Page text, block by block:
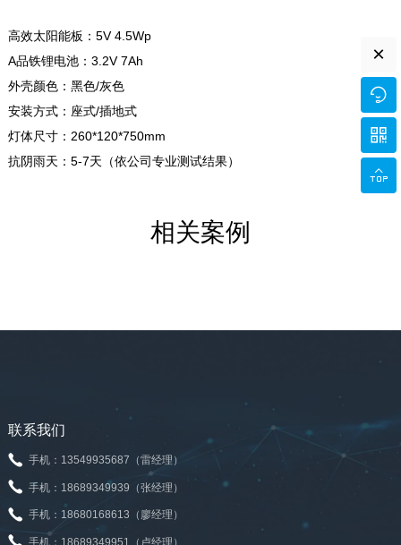
高效太阳能板：5V 4.5Wp
A品铁锂电池：3.2V 7Ah
外壳颜色：黑色/灰色
安装方式：座式/插地式
灯体尺寸：260*120*750mm
抗阴雨天：5-7天（依公司专业测试结果）
相关案例
联系我们
手机：13549935687（雷经理）
手机：18689349939（张经理）
手机：18680168613（廖经理）
手机：18689349951（卢经理）
×


